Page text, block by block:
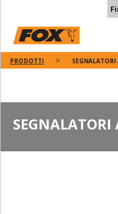
PRODOTTI SEGNALATORI
SEGNALATORI